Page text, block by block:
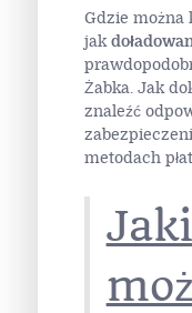
Gdzie można
jak
Żabka. Jak
znaleźć
metodach